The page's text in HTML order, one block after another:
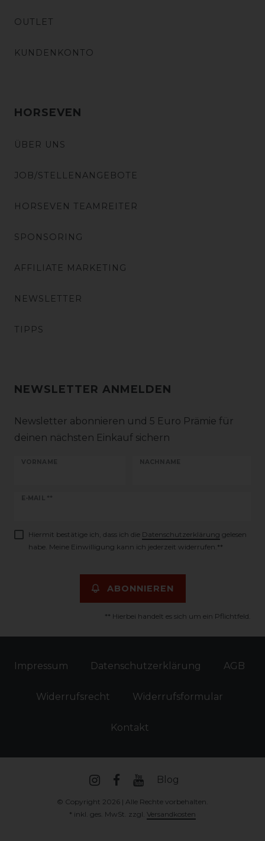
OUTLET
KUNDENKONTO
HORSEVEN
ÜBER UNS
JOB/STELLENANGEBOTE
HORSEVEN TEAMREITER
SPONSORING
AFFILIATE MARKETING
NEWSLETTER
TIPPS
NEWSLETTER ANMELDEN
Newsletter abonnieren und 5 Euro Prämie für
deinen nächsten Einkauf sichern
VORNAME NACHNAME
E-MAIL **
Newsletter
Hiermit bestätige ich, dass ich die Daten­schutz­erklärung gelesen
habe. Meine Einwilligung kann ich jederzeit widerrufen.**
ABONNIEREN
** Hierbei handelt es sich um ein Pflichtfeld.
Impressum Daten­schutz­erklärung AGB
Widerrufs­recht Widerrufs­formular
Kontakt
Blog
© Copyright 2026 | Alle Rechte vorbehalten.
* inkl. ges. MwSt. zzgl. Versandkosten